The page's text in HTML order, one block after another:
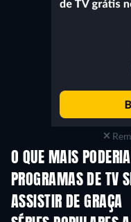
O QUE MAIS Série
PROGRAMAS DE TV
ASSISTIR DE GRAÇA
Série